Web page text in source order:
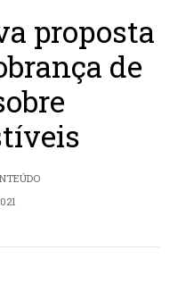
proposta
de